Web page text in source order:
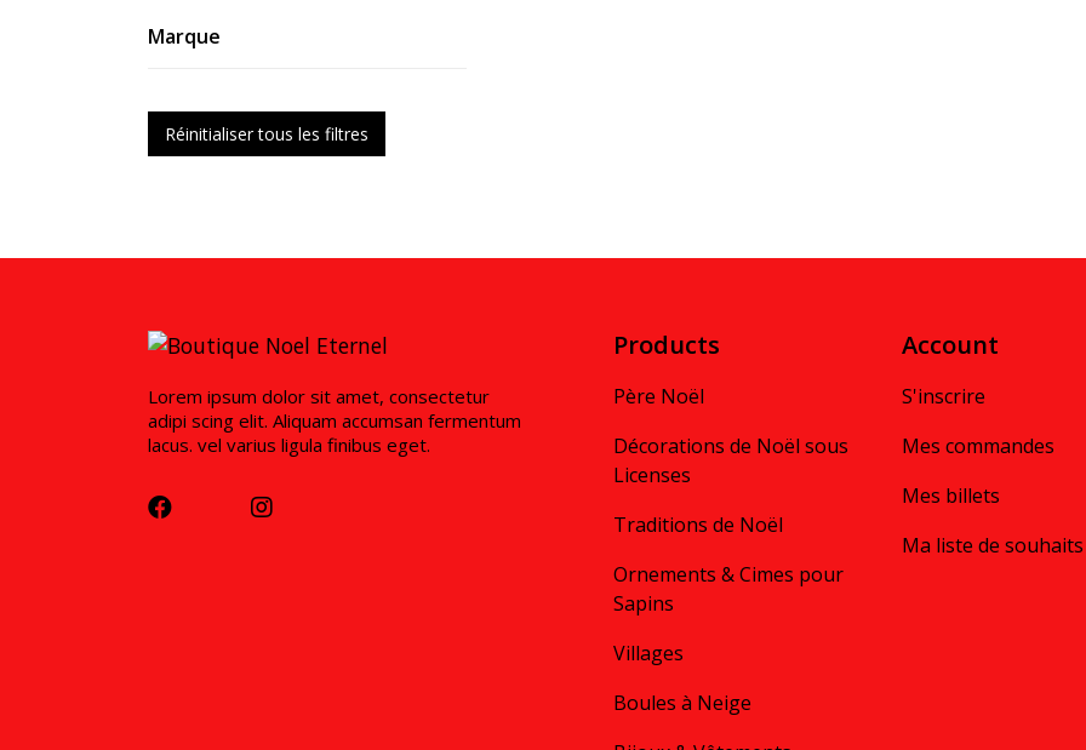
Marque
Réinitialiser tous les filtres
Lorem ipsum dolor sit amet, consectetur
adipi scing elit. Aliquam accumsan fermentum
lacus. vel varius ligula finibus eget.
Products
Père Noël
Décorations de Noël sous
Licenses
Traditions de Noël
Ornements & Cimes pour
Sapins
Villages
Boules à Neige
Account
S'inscrire
Mes commandes
Mes billets
Ma liste de souhaits